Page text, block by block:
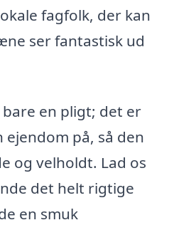
fagfolk, der kan
ser fantastisk ud
en pligt; det er
ejendom på, så den
og velholdt. Lad os
det helt rigtige
en smuk